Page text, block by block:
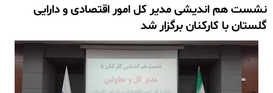
نشست هم اندیشی مدیر کل امور اقتصادی و دارایی
گلستان با کارکنان برگزار شد